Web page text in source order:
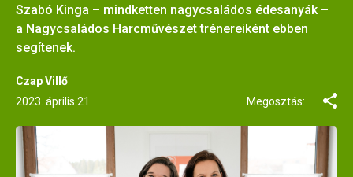
Szabó Kinga – mindketten nagycsaládos édesanyák –
a Nagycsaládos Harcművészet trénereiként ebben
segítenek.
Czap Villő
2023. április 21.
Megosztás: